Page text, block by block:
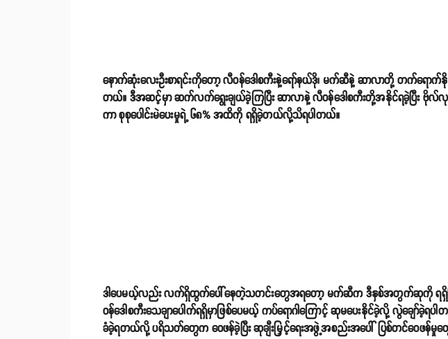
နောက်ဆုံးလေးဦးစာရင်းကိုတော့ လီဝန်ဒေါစကီးနဲ့ရော်နယ်ဒို၊ မက်ဆီနဲ့ ဆာလာတို့ တက်ရောက်
တယ်။ ဒီအဆင့်မှာ ဆက်လက်ရွေးချယ်ခဲ့ကြပြီး ဆာလာနဲ့ လီဝန်ဒေါစကီးတို့အနိုင်ရခဲ့ပြီး ဗို
ကာ စုစုပေါင်းမဲပေးမှုရဲ့ ၆၈% အထိကို ရရှိခဲ့တယ်လို့သိရပါတယ်။
ဒါပေမယ့်လည်း လက်ရှိထွက်ပေါ်နေတဲ့သတင်းတွေအရတော့ မက်ဆီက ဒီနှစ်အတွက်ဆုကို ရရှိပြီ
ဝန်ဒေါစကီးသေချာပေါက်ရရှိမှာဖြစ်ပေမယ့် ကပ်ရောဂါကြောင့် ဆုမပေးနိုင်ခဲ့လို့ လွဲချော်ခဲ့
ခံခဲ့ရတယ်လို့ ပရိသတ်တွေက ဝေဖန်ခဲ့ပြီး ဆုချီးမြှင့်ရေးအဖွဲ့အစည်းအပေါ် ပြစ်တင်ဝေဖန်မှု